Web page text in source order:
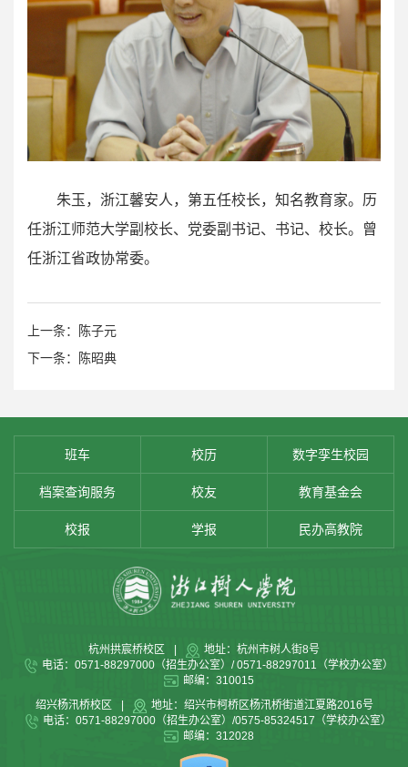
朱玉，浙江馨安人，第五任校长，知名教育家。历
任浙江师范大学副校长、党委副书记、书记、校长。曾
任浙江省政协常委。
上一条：陈子元
下一条：陈昭典
班车 校历 数字孪生校园
档案查询服务 校友 教育基金会
校报 学报 民办高教院
杭州拱宸桥校区 |
地址：杭州市树人街8号
电话：0571-88297000（招生办公室）/ 0571-88297011（学校办公室）
邮编：310015
绍兴杨汛桥校区
|
地址：绍兴市柯桥区杨汛桥街道江夏路2016号
电话：0571-88297000（招生办公室）/0575-85324517（学校办公室）
邮编：312028